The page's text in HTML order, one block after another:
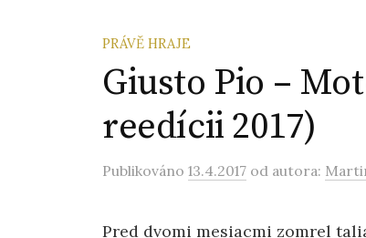
PRÁVĚ HRAJE
Giusto Pio –
reedícii 2017)
Publikováno 13.4.2017 od autora:
Pred dvomi mesiacmi zomrel